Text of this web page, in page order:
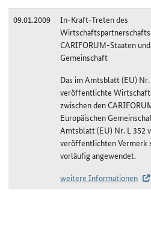
09.01.2009
In-Kraft-Treten des
CARIFORUM-Staaten
Gemeinschaft
Das im Amtsblatt (EU)
veröffentlichte
zwischen den
Europäischen
Amtsblatt (EU) Nr. L 352
veröffentlichten Vermerk
vorläufig angewendet.
weitere Informationen